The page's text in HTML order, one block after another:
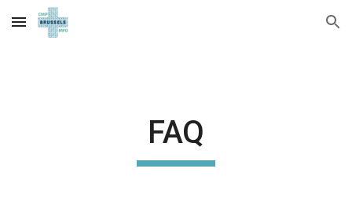
Skip to main content Skip to navigation
FAQ